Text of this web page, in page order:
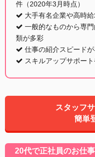
件（2020年3月時点）
大手有名企業や高時
一般的なものから専
類が多彩
仕事の紹介スピード
スキルアップサポー
スタッフ
簡単
20代で正社員のお仕